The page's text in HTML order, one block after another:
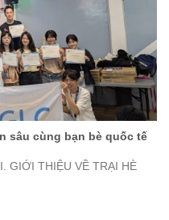
sâu cùng bạn bè quốc tế
GIỚI THIỆU VỀ TRẠI HÈ